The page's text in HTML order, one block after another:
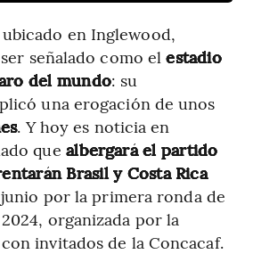
en Inglewood,
señalado como elestadio
del mundo: su
una erogación de unos
. Y hoy es noticia en
que albergará el partido
Brasil y Costa Rica
por la primera ronda de
organizada por la
invitados de la Concacaf.